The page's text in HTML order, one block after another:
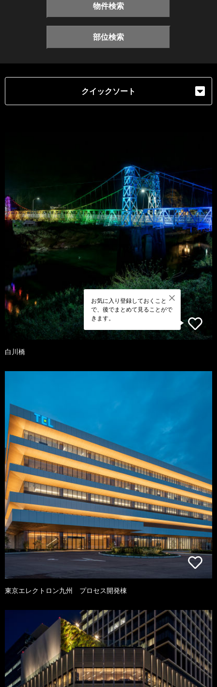
物件検索
部位検索
クイックソート
お気に入り登録しておくこと
で、後でまとめて見ることがで
きます。
白川橋
東京エレクトロン九州 プロセス開発棟